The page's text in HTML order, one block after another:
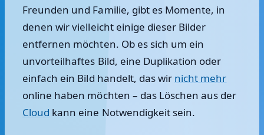
Freunden und Familie, gibt es Momente, in
denen wir vielleicht einige dieser Bilder
entfernen möchten. Ob es sich um ein
unvorteilhaftes Bild, eine Duplikation oder
einfach ein Bild handelt, das wir nicht mehr
online haben möchten – das Löschen aus der
Cloud kann eine Notwendigkeit sein.